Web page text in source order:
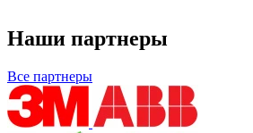
Наши партнеры
Все партнеры